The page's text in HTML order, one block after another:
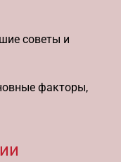
советы и
факторы,